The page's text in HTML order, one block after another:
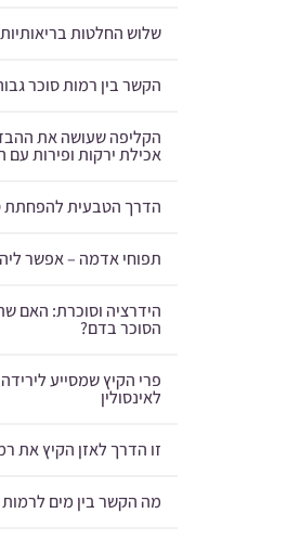
שלוש החלטות בריאותיות
הקשר בין רמות סוכר
הקליפה שעושה את
אכילת ירקות ופירות עם
הדרך הטבעית להפחתת
תפוחי אדמה – אפשר
הידרציה וסוכרת: האם
הסוכר בדם?
פרי הקיץ שמסייע
לאינסולין
זו הדרך לאזן הקיץ את
מה הקשר בין מים